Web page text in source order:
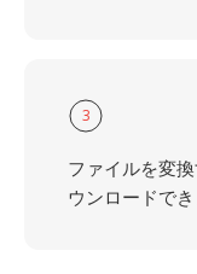
3
ファイルを変
ウンロードで